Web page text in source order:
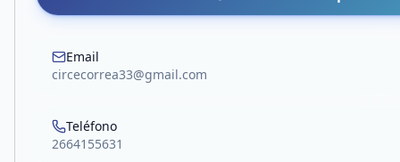
Email
circecorrea33@gmail.com
Teléfono
2664155631